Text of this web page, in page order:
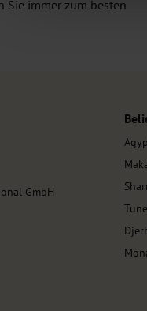
Sie immer zum besten
GmbH